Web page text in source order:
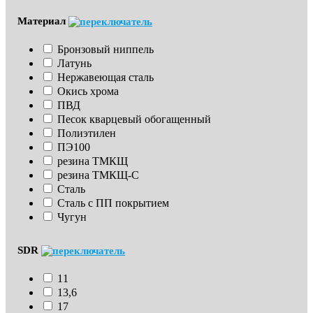
Материал
Бронзовый ниппель
Латунь
Нержавеющая сталь
Окись хрома
ПВД
Песок кварцевый обогащенный
Полиэтилен
ПЭ100
резина ТМКЩ
резина ТМКЩ-С
Сталь
Сталь с ПП покрытием
Чугун
SDR
11
13,6
17